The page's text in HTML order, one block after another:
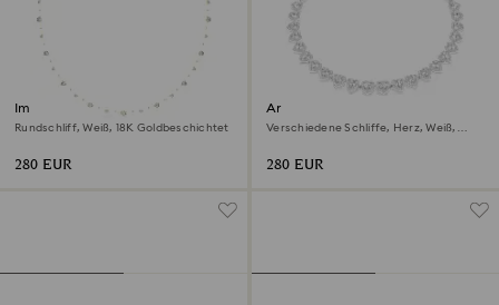
Imber lange Halskette
Rundschliff, Weiß, 18K Goldbeschichtet
280 EUR
Ariana Grande x Swarovski
Halskette
Verschiedene Schliffe, Herz, Weiß,
280 EUR